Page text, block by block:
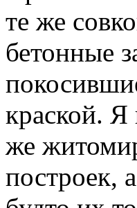
те же
бетонные
краской. Я
же
построек,